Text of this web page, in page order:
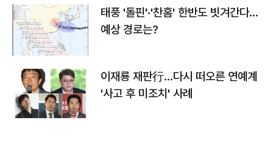
태풍 '돌핀'·'찬홈' 한반도 빗겨간다…
예상 경로는?
이재룡 재판行…다시 떠오른 연예계
'사고 후 미조치' 사례